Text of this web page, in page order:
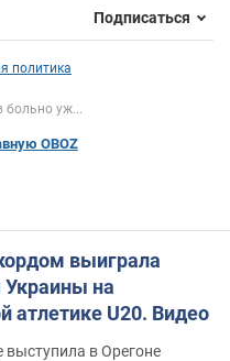
Подписаться
политика
больно уж...
OBOZ
выиграла
Украины на
атлетике U20. Видео
выступила в Орегоне